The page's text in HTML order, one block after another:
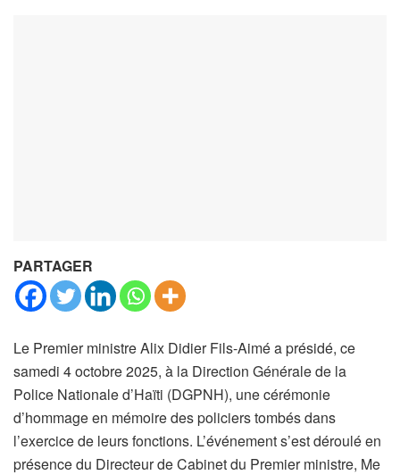
PARTAGER
Le Premier ministre Alix Didier Fils-Aimé a présidé, ce
samedi 4 octobre 2025, à la Direction Générale de la
Police Nationale d’Haïti (DGPNH), une cérémonie
d’hommage en mémoire des policiers tombés dans
l’exercice de leurs fonctions. L’événement s’est déroulé en
présence du Directeur de Cabinet du Premier ministre, Me